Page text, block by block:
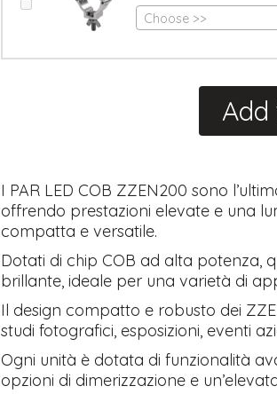
Choose >>
I PAR LED COB ZZEN200 sono
offrendo prestazioni elevate e una
compatta e versatile.
Dotati di chip COB ad alta potenza,
brillante, ideale per una varietà di
Il design compatto e robusto dei
studi fotografici, esposizioni, eventi
Ogni unità è dotata di funzionalità
opzioni di dimerizzazione e